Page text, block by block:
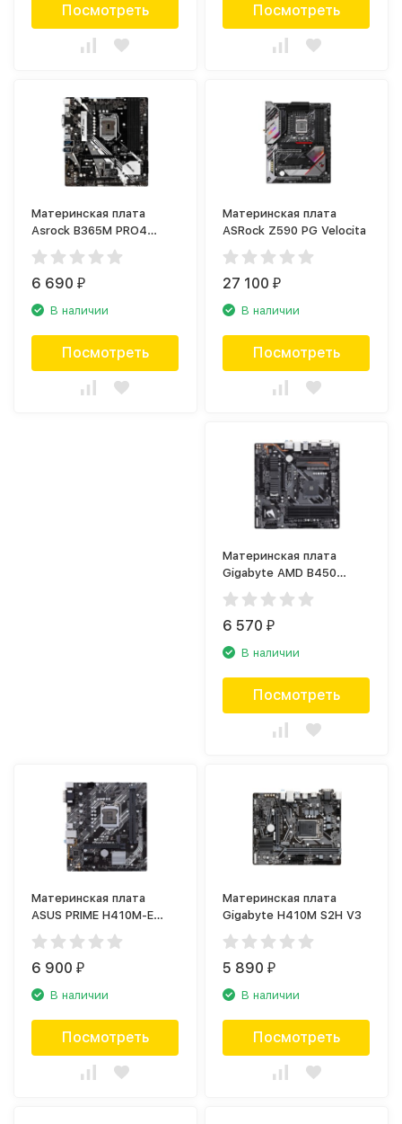
Посмотреть Посмотреть
Материнская плата
Asrock B365M PRO4
LGA1151 Intel B365 mATX
BOX B365M PRO4-F
6 690₽
В наличии
Посмотреть
Материнская плата
ASRock Z590 PG Velocita
27 100₽
В наличии
Посмотреть
Материнская плата
Gigabyte AMD B450
SAM4 MATX B450 AORUS
M
6 570₽
В наличии
Посмотреть
Материнская плата
ASUS PRIME H410M-E
90MB13H0-M0EAY0
6 900₽
В наличии
Посмотреть
Материнская плата
Gigabyte H410M S2H V3
5 890₽
В наличии
Посмотреть